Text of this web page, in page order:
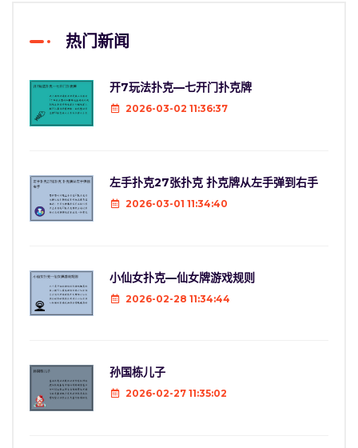
热门新闻
开7玩法扑克—七开门扑克牌
2026-03-02 11:36:37
左手扑克27张扑克 扑克牌从左手弹到右手
2026-03-01 11:34:40
小仙女扑克—仙女牌游戏规则
2026-02-28 11:34:44
孙国栋儿子
2026-02-27 11:35:02